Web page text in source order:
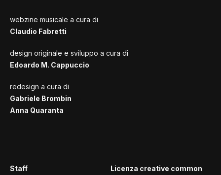
webzine musicale a cura di
Claudio Fabretti
design originale e sviluppo a cura di
Edoardo M. Cappuccio
redesign a cura di
Gabriele Brombin
Anna Quaranta
Staff Licenza creative common